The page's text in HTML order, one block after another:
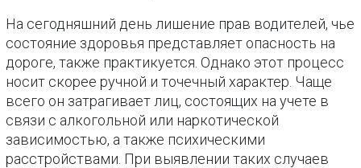
На сегодняшний день лишение прав водителей, чье
состояние здоровья представляет опасность на
дороге, также практикуется. Однако этот процесс
носит скорее ручной и точечный характер. Чаще
всего он затрагивает лиц, состоящих на учете в
связи с алкогольной или наркотической
зависимостью, а также психическими
расстройствами. При выявлении таких случаев